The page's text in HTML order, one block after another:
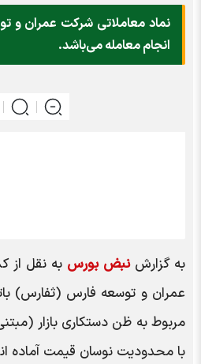
نماد معاملاتی شرکت عمران و
انجام معامله می‌باشد.
به گزارشنبض بورس به نقل از
عمران و توسعه فارس (ثفارس)
مربوط به ظن دستکاری بازار
با محدودیت نوسان قیمت آماده